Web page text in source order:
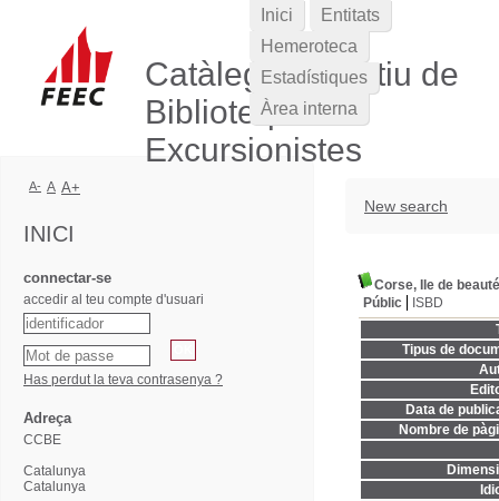
Catàleg Col·lectiu de
Biblioteques
Excursionistes
New search
Corse, Ile de beauté
Públic
ISBD
Tipus de
Data de
Nombre de
Inici
Entitats
Hemeroteca
Estadístiques
Àrea interna
A- A A+
INICI
connectar-se
accedir al teu compte d'usuari
Has perdut la teva contrasenya ?
Adreça
CCBE
Catalunya
Catalunya